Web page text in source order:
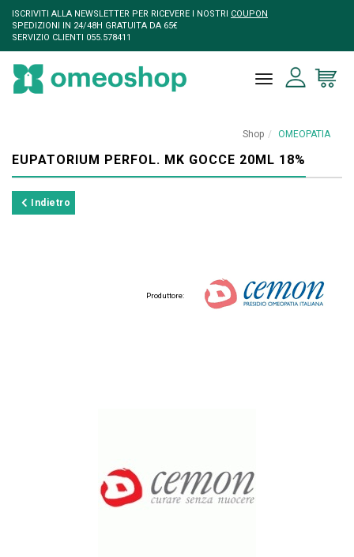
ISCRIVITI ALLA NEWSLETTER PER RICEVERE I NOSTRI COUPON
SPEDIZIONI IN 24/48H GRATUITA DA 65€
SERVIZIO CLIENTI 055.578411
toggle
Shop OMEOPATIA
EUPATORIUM PERFOL. MK GOCCE 20ML 18%
Indietro
Produttore: